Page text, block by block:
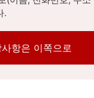
.
항은 이쪽으로